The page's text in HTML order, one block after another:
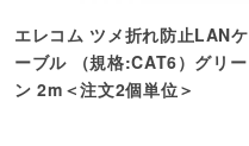
エレコム ツメ折れ防止LANケ
ーブル （規格:CAT6）グリー
ン 2m＜注文2個単位＞